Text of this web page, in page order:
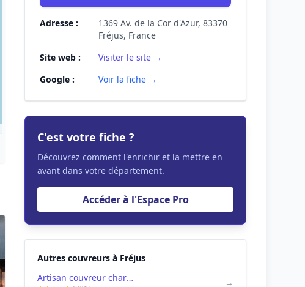
Adresse :
1369 Av. de la Cor d'Azur, 83370
Fréjus, France
Site web :
Visiter le site →
Google :
Voir la fiche →
C'est votre fiche ?
Découvrez comment l'enrichir et la mettre en
avant dans votre département.
Accéder à l'Espace Pro
Autres couvreurs à Fréjus
Artisan couvreur charpentier zingueur etancheur Fréjus - Claude toiture père et fils- réparation de toiture, fuite de toiture ( devis et déplacement gratuit)
→